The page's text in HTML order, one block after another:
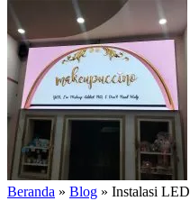
Beranda » Blog » Instalasi